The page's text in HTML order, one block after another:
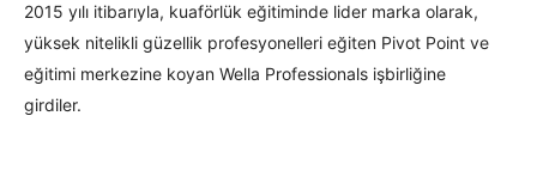
2015 yılı itibarıyla, kuaförlük eğitiminde lider marka olarak,
yüksek nitelikli güzellik profesyonelleri eğiten Pivot Point ve
eğitimi merkezine koyan Wella Professionals işbirliğine
girdiler.